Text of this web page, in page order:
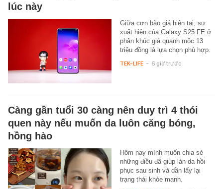
lúc này
Giữa cơn bão giá hiện tại, sự
xuất hiện của Galaxy S25 FE ở
phân khúc giá quanh mốc 13
triệu đồng là lựa chọn phù hợp.
TEK-LIFE - 6 giờ trước
Càng gần tuổi 30 càng nên duy trì 4 thói
quen này nếu muốn da luôn căng bóng,
hồng hào
Hôm nay mình muốn chia sẻ
những điều đã giúp làn da hồi
phục sau sinh và dần lấy lại
trạng thái khỏe mạnh.